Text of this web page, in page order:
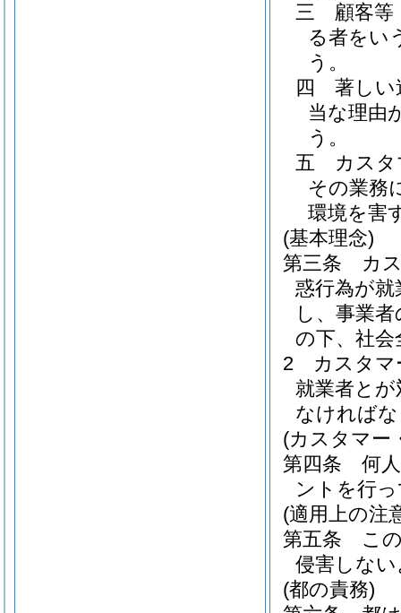
三
顧客
る者をい
う。
四
著し
当な理由
う。
五
カス
その業務
環境を害
(基本理念)
第三条
カ
惑行為が
し、事業
の下、社
2
カスタ
就業者と
なければ
(カスタマー
第四条
何
ントを行
(適用上の注
第五条
こ
侵害しな
(都の責務)